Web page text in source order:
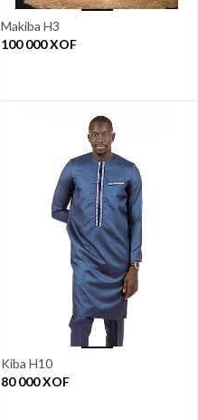
Makiba H3
100 000XOF
Kiba H10
80 000XOF